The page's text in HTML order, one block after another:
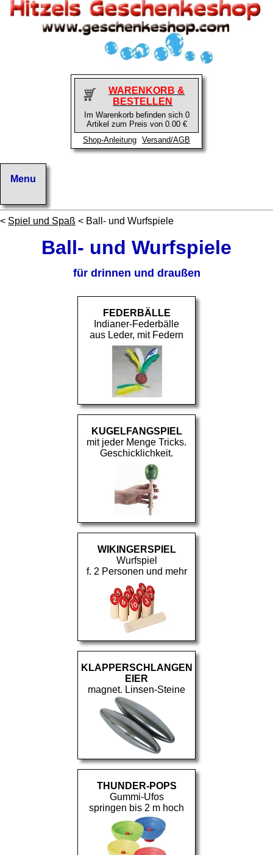
WARENKORB &
BESTELLEN
Im Warenkorb befinden sich 0
Artikel zum Preis von 0.00 €
Shop-Anleitung
Versand/AGB
< Spiel und Spaß < Ball- und Wurfspiele
Ball- und Wurfspiele
für drinnen und draußen
FEDERBÄLLE
Indianer-Federbälle
aus Leder, mit Federn
KUGELFANGSPIEL
mit jeder Menge Tricks.
Geschicklichkeit.
WIKINGERSPIEL
Wurfspiel
f. 2 Personen und mehr
KLAPPERSCHLANGEN
EIER
magnet. Linsen-Steine
THUNDER-POPS
Gummi-Ufos
springen bis 2 m hoch